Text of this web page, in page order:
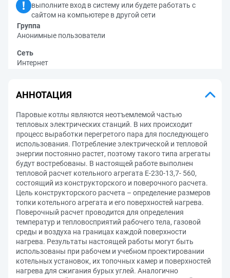
выполните вход в систему или будете работать с
сайтом на компьютере в другой сети
Группа
Анонимные пользователи
Сеть
Интернет
АННОТАЦИЯ
Паровые котлы являются неотъемлемой частью
тепловых электрических станций. В них происходит
процесс выработки перегретого пара для последующего
использования. Потребление электрической и тепловой
энергии постоянно растет, поэтому такого типа агрегаты
будут востребованы. В настоящей работе выполнен
тепловой расчет котельного агрегата Е-230-13,7- 560,
состоящий из конструкторского и поверочного расчета.
Цель конструкторского расчета – определение размеров
топки котельного агрегата и его поверхностей нагрева.
Поверочный расчет проводится для определения
температур и тепловосприятий рабочего тела, газовой
среды и воздуха на границах каждой поверхности
нагрева. Результаты настоящей работы могут быть
использованы при рабочем и учебном проектировании
котельных установок, их топочных камер и поверхностей
нагрева для сжигания бурых углей. Аналогично